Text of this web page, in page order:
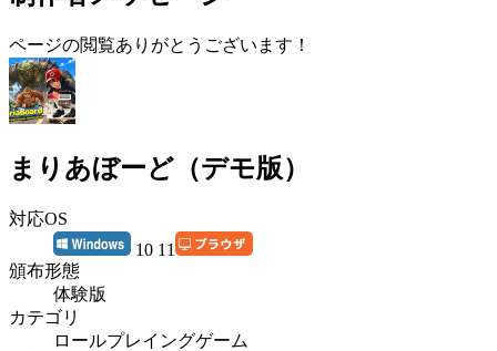
ページの閲覧ありがとうございます！
まりあぼーど（デモ版）
対応OS
10 11
頒布形態
体験版
カテゴリ
ロールプレイングゲーム